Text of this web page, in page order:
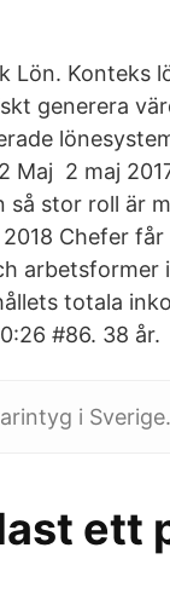
Lön. Konteks
generera
Maj 2 maj
stor roll är
Chefer
arbetsformer
totala
#86. 38 år.
i Sverige.
ett